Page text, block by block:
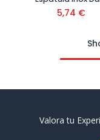
5,74 €
Valora tu